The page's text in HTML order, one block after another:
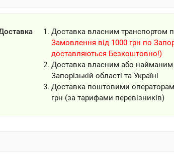
Доставка власним транспортом
Замовлення від 1000 грн по
доставляються Безкоштовно!)
Доставка власним або найманим
Запорізькій області та Україні
Доставка поштовими
грн (за тарифами перевізників)